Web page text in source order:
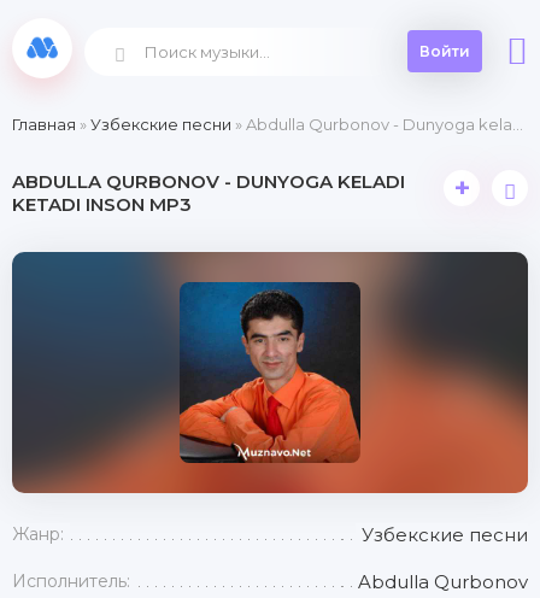
Войти
Главная »Узбекские песни » Abdulla Qurbonov - Dunyoga keladi ketadi inson
ABDULLA QURBONOV - DUNYOGA KELADI
KETADI INSON MP3
+
Жанр: Узбекские песни
Исполнитель: Abdulla Qurbonov